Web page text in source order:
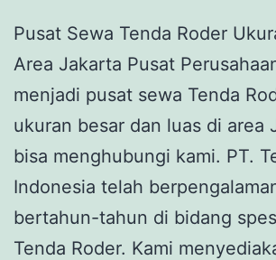
Pusat Sewa Tenda Roder
Area Jakarta Pusat
menjadi pusat sewa Tenda
ukuran besar dan luas di area
bisa menghubungi kami. PT.
Indonesia telah
bertahun-tahun di bidang
Tenda Roder. Kami